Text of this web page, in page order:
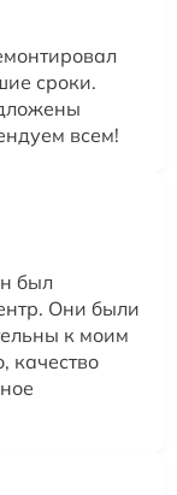
сроки.
всем!
был
Они были
к моим
качество